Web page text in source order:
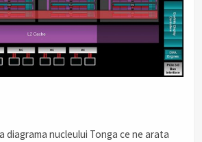
diagrama nucleului Tonga ce ne arata